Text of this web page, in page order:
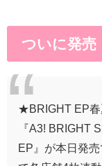
ついに発売
★BRIGHT EP
『A3! BRIGHT
EP』が本日発